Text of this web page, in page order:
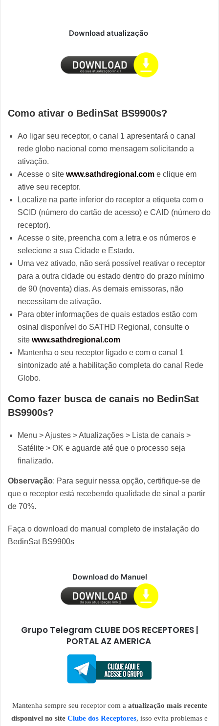
Download atualização
Como ativar o BedinSat BS9900s?
Ao ligar seu receptor, o canal 1 apresentará o canal
rede globo nacional como mensagem solicitando a
ativação.
Acesse o site www.sathdregional.com e clique em
ative seu receptor.
Localize na parte inferior do receptor a etiqueta com o
SCID (número do cartão de acesso) e CAID (número do
receptor).
Acesse o site, preencha com a letra e os números e
selecione a sua Cidade e Estado.
Uma vez ativado, não será possível reativar o receptor
para a outra cidade ou estado dentro do prazo mínimo
de 90 (noventa) dias. As demais emissoras, não
necessitam de ativação.
Para obter informações de quais estados estão com
osinal disponível do SATHD Regional, consulte o
site www.sathdregional.com
Mantenha o seu receptor ligado e com o canal 1
sintonizado até a habilitação completa do canal Rede
Globo.
Como fazer busca de canais no BedinSat
BS9900s?
Menu > Ajustes > Atualizações > Lista de canais >
Satélite > OK e aguarde até que o processo seja
finalizado.
Observação: Para seguir nessa opção, certifique-se de
que o receptor está recebendo qualidade de sinal a partir
de 70%.
Faça o download do manual completo de instalação do
BedinSat BS9900s
Download do Manuel
Grupo Telegram CLUBE DOS RECEPTORES |
PORTAL AZ AMERICA
Mantenha sempre seu receptor com a atualização mais recente
disponível no site Clube dos Receptores, isso evita problemas e